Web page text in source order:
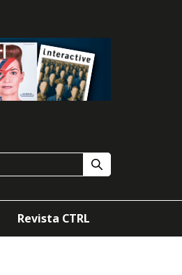
Revista CTRL